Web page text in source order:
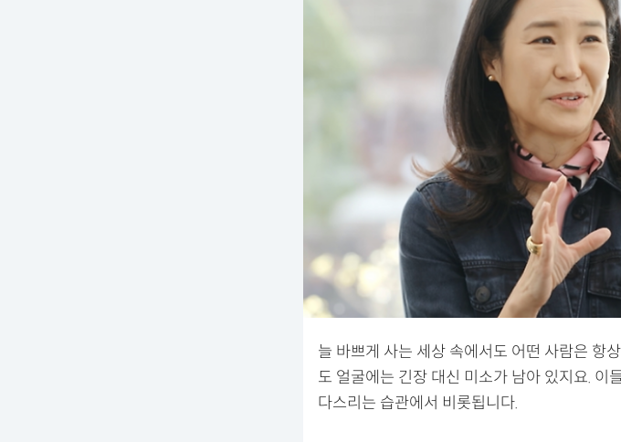
늘 바쁘게 사는 세상 속에서도 어떤 사람은 항
도 얼굴에는 긴장 대신 미소가 남아 있지요. 이
다스리는 습관에서 비롯됩니다.